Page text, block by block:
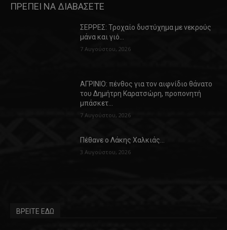
ΠΡΕΠΕΙ ΝΑ ΔΙΑΒΑΣΕΤΕ
ΣΕΡΡΕΣ: Τροχαίο δυστύχημα με νεκρούς
μάνα και γιό…
7 Αυγούστου, 2026
ΑΓΡΙΝΙΟ: πένθος για τον αιφνίδιο θάνατο
του Δημήτρη Καρατσώρη, προπονητή
μπάσκετ…
7 Αυγούστου, 2026
Πέθανε ο Λάκης Χαλκιάς…
3 Αυγούστου, 2026
ΒΡΕΙΤΕ ΕΔΩ